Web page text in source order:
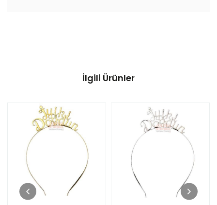
İlgili Ürünler